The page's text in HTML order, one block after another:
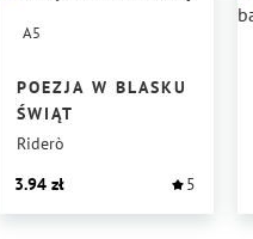
A5
POEZJA W BLASKU
ŚWIĄT
Riderò
3.94
5